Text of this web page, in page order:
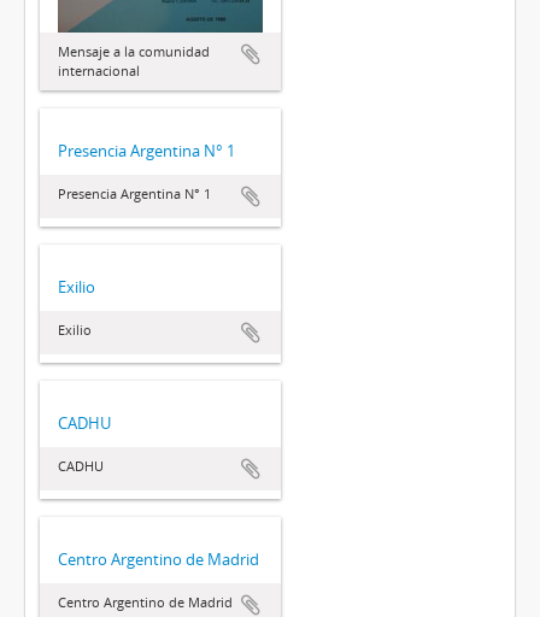
Mensaje a la comunidad
internacional
Presencia Argentina N° 1
Presencia Argentina N° 1
Exilio
Exilio
CADHU
CADHU
Centro Argentino de Madrid
Centro Argentino de Madrid